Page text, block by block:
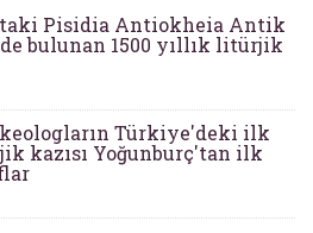
Pisidia Antiokheia Antik
bulunan 1500 yıllık litürjik
Türkiye'deki ilk
kazısı Yoğunburç'tan ilk